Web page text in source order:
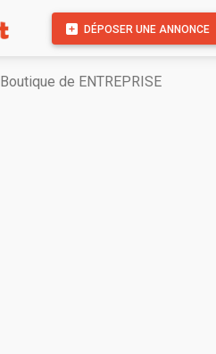
DÉPOSER UNE ANNONCE
Boutique de ENTREPRISE